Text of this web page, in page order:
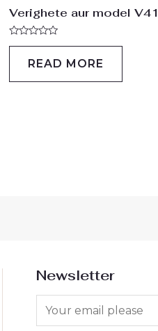
Verighete aur model
Rated
5
READ MORE
Newsletter